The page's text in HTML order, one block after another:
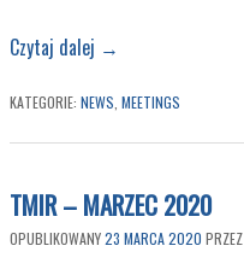
Czytaj dalej →
KATEGORIE: NEWS MEETINGS
TMIR – MARZEC 2020
OPUBLIKOWANY23 MARCA 2020 PRZEZ